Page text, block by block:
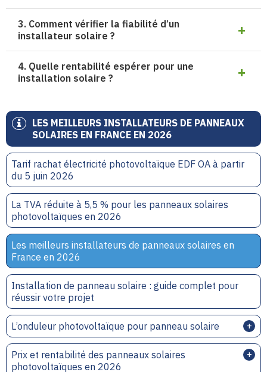
LES MEILLEURS INSTALLATEURS DE PANNEAUX
SOLAIRES EN FRANCE EN 2026
Tarif rachat électricité photovoltaïque EDF OA à partir
du 5 juin 2026
La TVA réduite à 5,5 % pour les panneaux solaires
photovoltaïques en 2026
Les meilleurs installateurs de panneaux solaires en
France en 2026
Installation de panneau solaire : guide complet pour
réussir votre projet
L’onduleur photovoltaïque pour panneau solaire
Prix et rentabilité des panneaux solaires
photovoltaïques en 2026
3. Comment vérifier la fiabilité d’un
installateur solaire ?
4. Quelle rentabilité espérer pour une
installation solaire ?